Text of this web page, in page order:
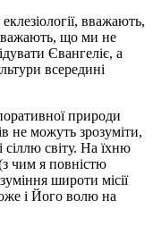
вважають,
що ми не
Євангеліє, а
всередині
природи
не можуть зрозуміти,
світу. На їхню
чим я повністю
широти місії
і Його волю на